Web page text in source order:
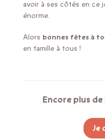
avoir à ses côtés en ce
énorme.
Alors bonnes fêtes à
en famille à tous !
Encore plus
Je